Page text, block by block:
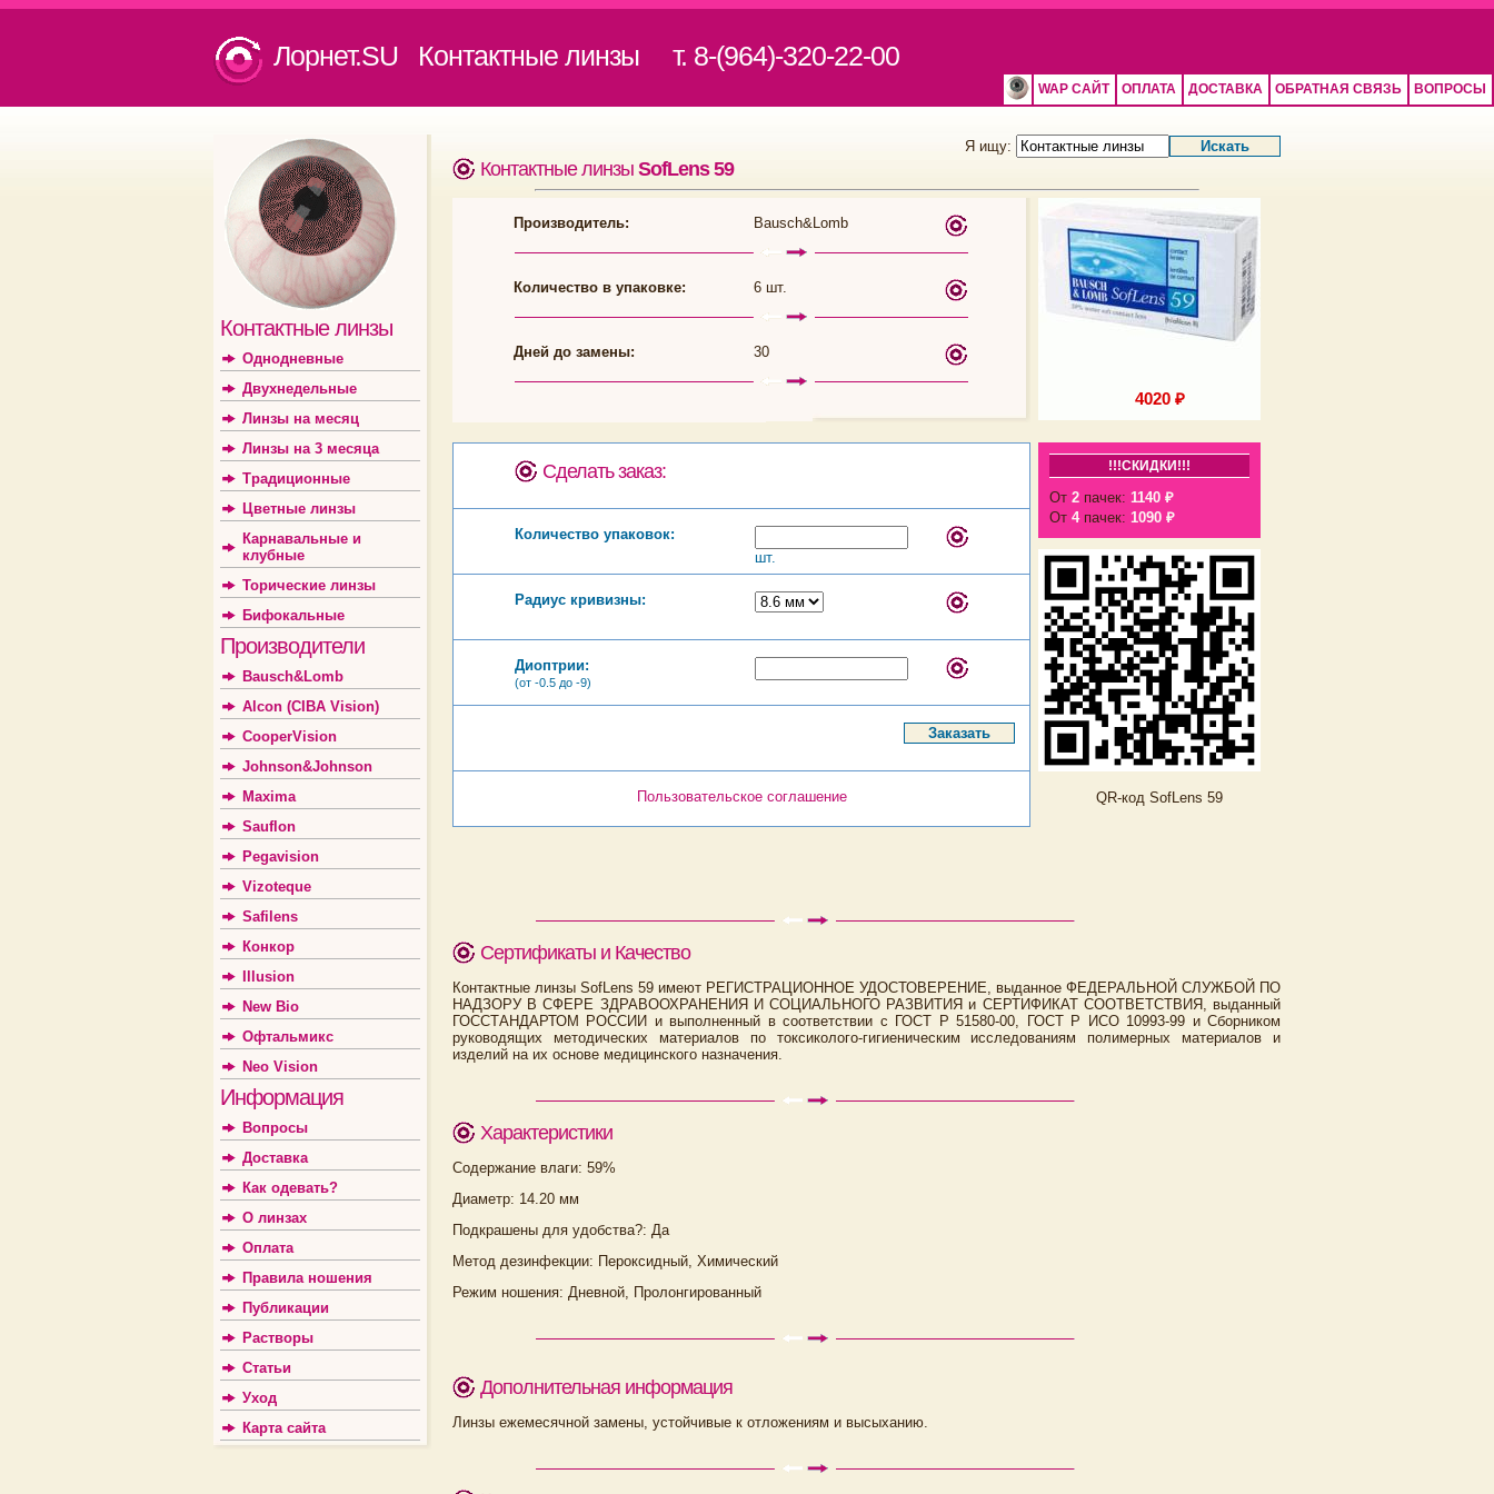
Лорнет.SU Контактные линзы т. 8-(964)-320-22-00
WAP САЙТ ОПЛАТА ДОСТАВКА ОБРАТНАЯ СВЯЗЬ ВОПРОСЫ
Контактные линзы
Однодневные
Двухнедельные
Линзы на месяц
Линзы на 3 месяца
Традиционные
Цветные линзы
Карнавальные и
клубные
Торические линзы
Бифокальные
Производители
Bausch&Lomb
Alcon (CIBA Vision)
CooperVision
Johnson&Johnson
Maxima
Sauflon
Pegavision
Vizoteque
Safilens
Конкор
Illusion
New Bio
Офтальмикс
Neo Vision
Информация
Вопросы
Доставка
Как одевать?
О линзах
Оплата
Правила ношения
Публикации
Растворы
Статьи
Уход
Карта сайта
Я ищу:
Контактные линзы SofLens 59
Производитель: Bausch&Lomb
Количество в упаковке: 6 шт.
Дней до замены: 30
4020 ₽
4020 ₽
Сделать заказ:
Количество упаковок:
шт.
Радиус кривизны:
Диоптрии:
(от -0.5 до -9)
Пользовательское соглашение
!!!СКИДКИ!!!
От2 пачек:1140 ₽
От4пачек:1090 ₽
QR-код SofLens 59
Сертификаты и Качество
Контактные линзы SofLens 59 имеют РЕГИСТРАЦИОННОЕ УДОСТОВЕРЕНИЕ, выданное ФЕДЕРАЛЬНОЙ СЛУЖБОЙ ПО
НАДЗОРУ В СФЕРЕ ЗДРАВООХРАНЕНИЯ И СОЦИАЛЬНОГО РАЗВИТИЯ и СЕРТИФИКАТ СООТВЕТСТВИЯ, выданный
ГОССТАНДАРТОМ РОССИИ и выполненный в соответствии с ГОСТ Р 51580-00, ГОСТ Р ИСО 10993-99 и Сборником
руководящих методических материалов по токсиколого-гигиеническим исследованиям полимерных материалов и
изделий на их основе медицинского назначения.
Характеристики
Содержание влаги: 59%
Диаметр: 14.20 мм
Подкрашены для удобства?: Да
Метод дезинфекции: Пероксидный, Химический
Режим ношения: Дневной, Пролонгированный
Дополнительная информация
Линзы ежемесячной замены, устойчивые к отложениям и высыханию.